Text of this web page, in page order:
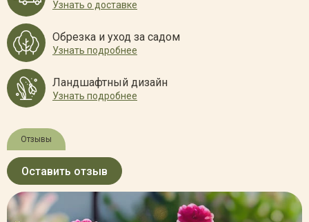
Узнать о доставке
Обрезка и уход за садом
Узнать подробнее
Ландшафтный дизайн
Узнать подробнее
Отзывы
Оставить отзыв